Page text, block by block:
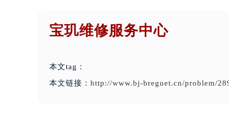
宝玑维修服务中心
本文tag：
本文链接： http://www.bj-breguet.cn/problem/